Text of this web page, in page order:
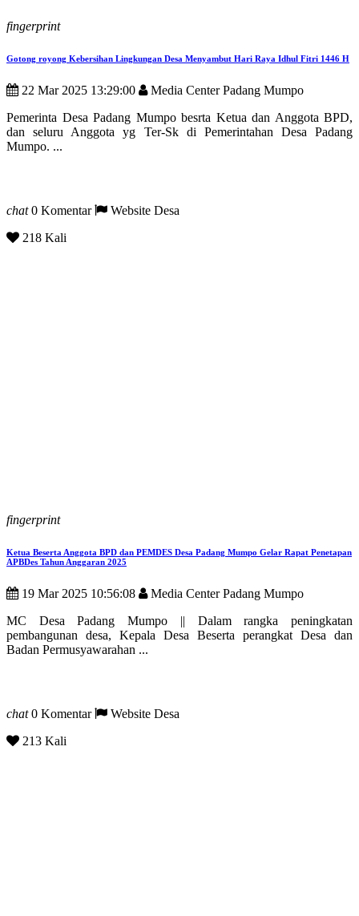
fingerprint
Gotong royong Kebersihan Lingkungan Desa Menyambut Hari Raya Idhul Fitri 1446 H
22 Mar 2025 13:29:00
Media Center Padang Mumpo
Pemerinta Desa Padang Mumpo besrta Ketua dan Anggota BPD,
dan seluru Anggota yg Ter-Sk di Pemerintahan Desa Padang
Mumpo. ...
chat0 Komentar
Website Desa
218 Kali
fingerprint
Ketua Beserta Anggota BPD dan PEMDES Desa Padang Mumpo Gelar Rapat Penetapan
APBDes Tahun Anggaran 2025
19 Mar 2025 10:56:08
Media Center Padang Mumpo
MC Desa Padang Mumpo || Dalam rangka peningkatan
pembangunan desa, Kepala Desa Beserta perangkat Desa dan
Badan Permusyawarahan ...
chat0 Komentar
Website Desa
213 Kali